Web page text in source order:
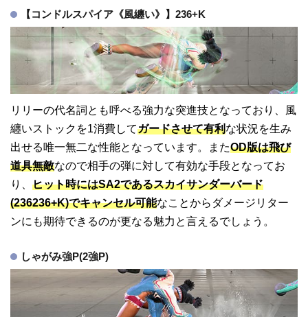
【コンドルスパイア《風纏い》】236+K
リリーの代名詞とも呼べる強力な突進技となっており、風
纏いストックを1消費してガードさせて有利な状況を生み
出せる唯一無二な性能となっています。またOD版は飛び
道具無敵なので相手の弾に対して有効な手段となってお
り、 ヒット時にはSA2であるスカイサンダーバード
(236236+K)でキャンセル可能なことからダメージリター
ンにも期待できるのが更なる魅力と言えるでしょう。
しゃがみ強P(2強P)